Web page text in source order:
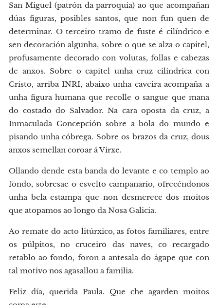
San Miguel (patrón da parroquia) ao que acompañan
dúas figuras, posibles santos, que non fun quen de
determinar. O terceiro tramo de fuste é cilíndrico e
sen decoración algunha, sobre o que se alza o capitel,
profusamente decorado con volutas, follas e cabezas
de anxos. Sobre o capitel unha cruz cilíndrica con
Cristo, arriba INRI, abaixo unha caveira acompaña a
unha figura humana que recolle o sangue que mana
do costado do Salvador. Na cara oposta da cruz, a
Inmaculada Concepción sobre a bola do mundo e
pisando unha cóbrega. Sobre os brazos da cruz, dous
anxos semellan coroar á Virxe.
Ollando dende esta banda do levante e co templo ao
fondo, sobresae o esvelto campanario, ofrecéndonos
unha bela estampa que non desmerece dos moitos
que atopamos ao longo da Nosa Galicia.
Ao remate do acto litúrxico, as fotos familiares, entre
os púlpitos, no cruceiro das naves, co recargado
retablo ao fondo, foron a antesala do ágape que con
tal motivo nos agasallou a familia.
Feliz día, querida Paula. Que che agarden moitos